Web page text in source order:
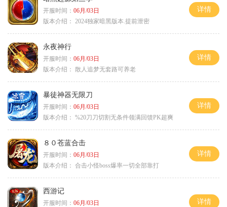
开服时间： 06月/03日
版本介绍： 2024独家暗黑版本.提前泄密
详情
永夜神行
开服时间： 06月/03日
版本介绍： 散人追梦无套路可养老
详情
暴徒神器无限刀
开服时间： 06月/03日
版本介绍： %20刀刀切割无条件领满回馈PK超爽
详情
８０苍蓝合击
开服时间： 06月/03日
版本介绍： 合击小怪boss爆率一切全部靠打
详情
西游记
开服时间： 06月/03日
详情